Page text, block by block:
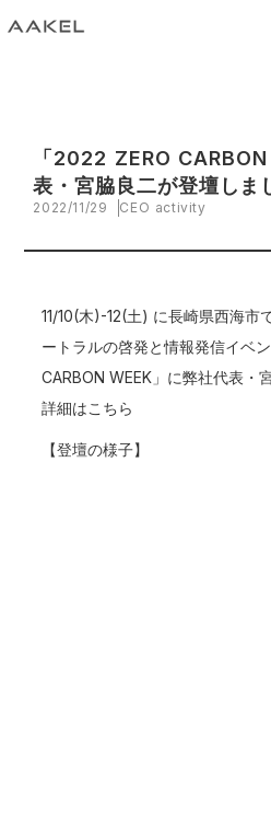
「2022 ZERO
表・宮脇良二が登壇しま
2022/11/29 CEO activity
11/10(木)-12(土) に長崎県西海市
ートラルの啓発と情報発信イベ
CARBON WEEK」に弊社代表・
詳細はこちら
【登壇の様子】